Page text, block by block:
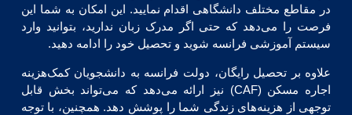
در مقاطع مختلف دانشگاهی اقدام نمایید. این امکان به شما این
فرصت را می‌دهد که حتی اگر مدرک زبان ندارید، بتوانید وارد
سیستم آموزشی فرانسه شوید و تحصیل خود را ادامه دهید.
علاوه بر تحصیل رایگان، دولت فرانسه به دانشجویان کمک‌هزینه
اجاره مسکن (CAF) نیز ارائه می‌دهد که می‌تواند بخش قابل
توجهی از هزینه‌های زندگی شما را پوشش دهد. همچنین، با توجه